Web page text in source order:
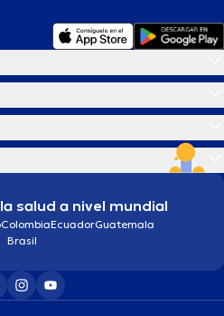
salud a nivel mundial
ColombiaEcuadorGuatemala
Brasil